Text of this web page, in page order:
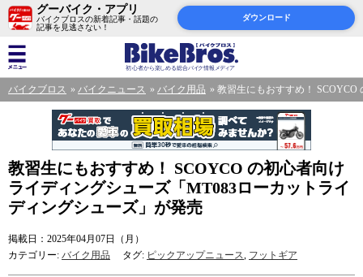
グーバイク・アプリ
バイクブロスの新着記事・話題の
記事を見逃さない！
ダウンロード
バイクブロス バイクニュース バイク用品 教習生にもおすすめ！
教習生にもおすすめ！ SCOYCO の初心者向け
ライディングシューズ「MT083ローカットライ
ディングシューズ」が発売
掲載日：2025年04月07日（月）
カテゴリー: バイク用品 タグ: ピックアップニュース, フットギア